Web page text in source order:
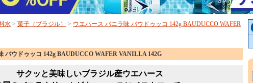
水 > 菓子（ブラジル） > ウエハース バニラ味 バウドゥッコ 142g BAUDUCCO WAFER
バウドゥッコ 142g BAUDUCCO WAFER VANILLA 142G
サクッと美味しいブラジル産ウエハース